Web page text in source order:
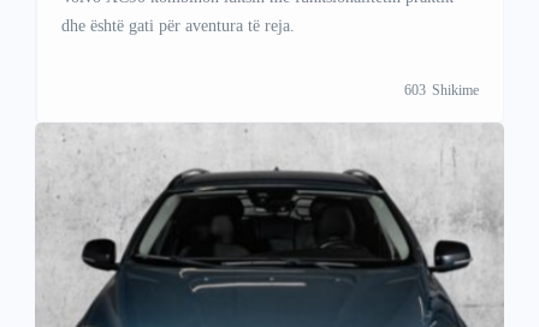
dhe është gati për aventura të reja.
603 Shikime